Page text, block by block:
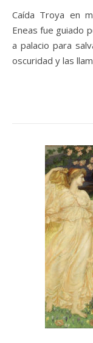
Caída Troya en mano de los aqueos, el héroe troyano
Eneas fue guiado
a palacio para
oscuridad y las